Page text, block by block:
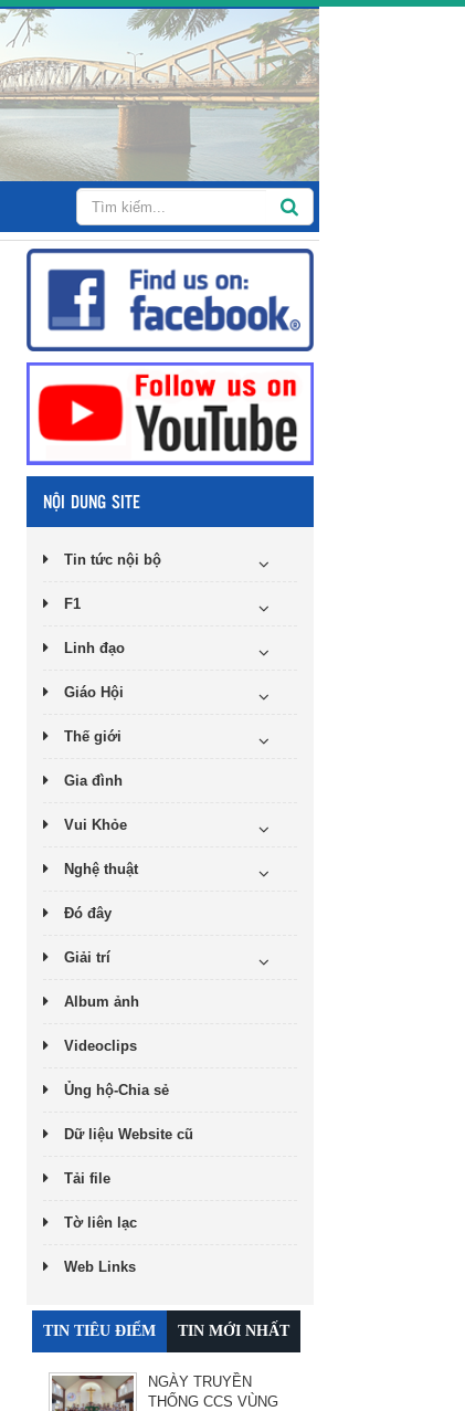
NỘI DUNG SITE
Tin tức nội bộ
F1
Linh đạo
Giáo Hội
Thế giới
Gia đình
Vui Khỏe
Nghệ thuật
Đó đây
Giải trí
Album ảnh
Videoclips
Ủng hộ-Chia sẻ
Dữ liệu Website cũ
Tải file
Tờ liên lạc
Web Links
TIN TIÊU ĐIỂM TIN MỚI NHẤT
NGÀY TRUYỀN
THỐNG CCS VÙNG